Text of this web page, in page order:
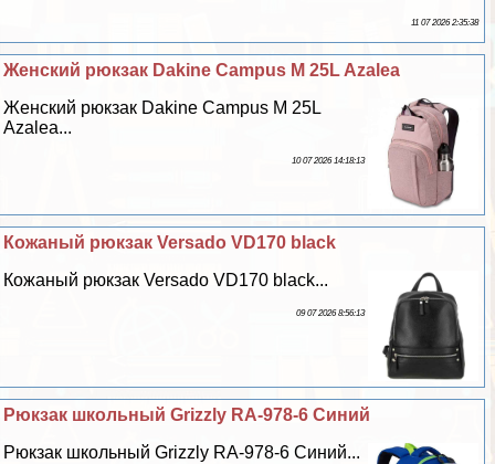
11 07 2026 2:35:38
Женский рюкзак Dakine Campus M 25L Azalea
Женский рюкзак Dakine Campus M 25L
Azalea...
10 07 2026 14:18:13
Кожаный рюкзак Versado VD170 black
Кожаный рюкзак Versado VD170 black...
09 07 2026 8:56:13
Рюкзак школьный Grizzly RA-978-6 Синий
Рюкзак школьный Grizzly RA-978-6 Синий...